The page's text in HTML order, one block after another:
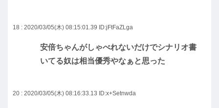
18 : 2020/03/05(木) 08:15:01.39 ID:jFtFaZLga
安倍ちゃんがしゃべれないだけでシナリオ書
いてる奴は相当優秀やなぁと思った
20 : 2020/03/05(木) 08:16:33.13 ID:x+Setnwda